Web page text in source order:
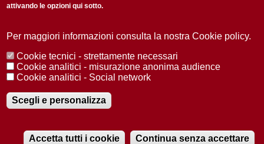
Accetto laPrivacy Policy
Redazione Copyright Privacy
Area stampa
© 2025 Università di Padova
Registrazione presso il Tribunale di Padova n. 2097/2012 del 18 giugno
2012
attivando le opzioni qui sotto.
Per maggiori informazioni consulta la nostra Cookie policy.
Cookie tecnici - strettamente necessari
Cookie analitici - misurazione anonima audience
Cookie analitici - Social network
Scegli e personalizza
Accetta tutti i cookie Continua senza accettare